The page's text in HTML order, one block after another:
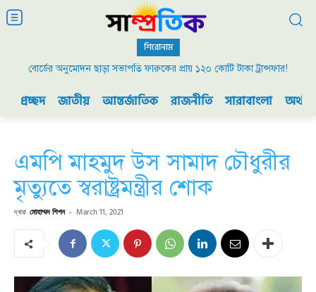
শিরোনাম
বোর্ডের অনুমোদন ছাড়া সভাপতি ফারুকের প্রায় ১২০ কোটি টাকা ট্রান্সফার!
প্রচ্ছদ জাতীয় আন্তর্জাতিক রাজনীতি সারাবাংলা
এমপি মাহমুদ উস সামাদ চৌধুরীর
মৃত্যুতে স্বরাষ্ট্রমন্ত্রীর শোক
দ্বারা মোহাম্মদ শিপন - March 11, 2021